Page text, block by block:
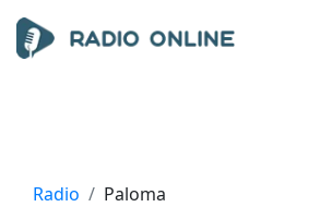
Radio Paloma